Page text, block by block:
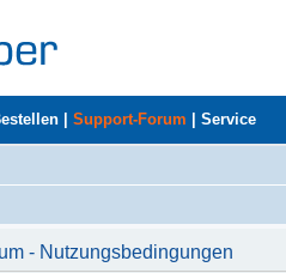
Support-Forum Service
- Nutzungsbedingungen